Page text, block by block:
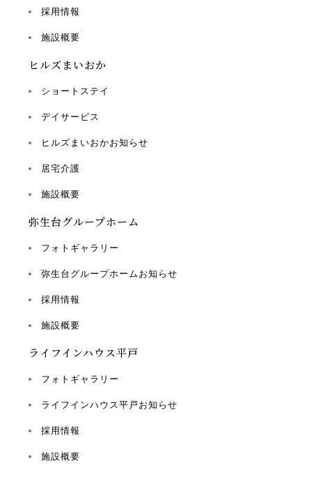
採用情報
施設概要
ヒルズまいおか
ショートステイ
デイサービス
ヒルズまいおかお知らせ
居宅介護
施設概要
弥生台グループホーム
フォトギャラリー
弥生台グループホームお知らせ
採用情報
施設概要
ライフインハウス平戸
フォトギャラリー
ライフインハウス平戸お知らせ
採用情報
施設概要